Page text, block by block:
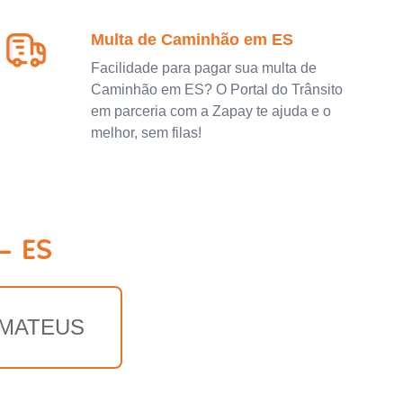
Multa de Caminhão em ES
Facilidade para pagar sua multa de
Caminhão em ES? O Portal do Trânsito
em parceria com a Zapay te ajuda e o
melhor, sem filas!
ES